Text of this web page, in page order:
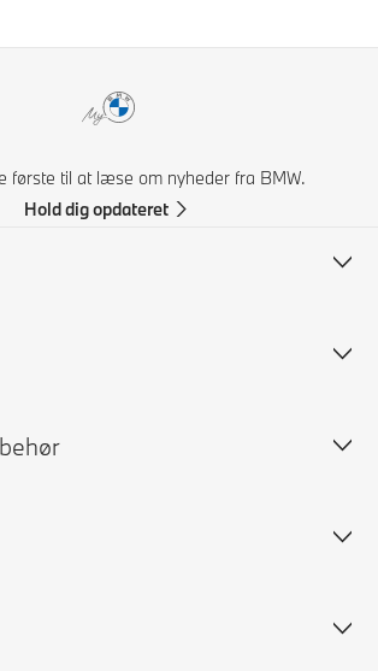
første til at læse om nyheder fra BMW.
Hold dig opdateret